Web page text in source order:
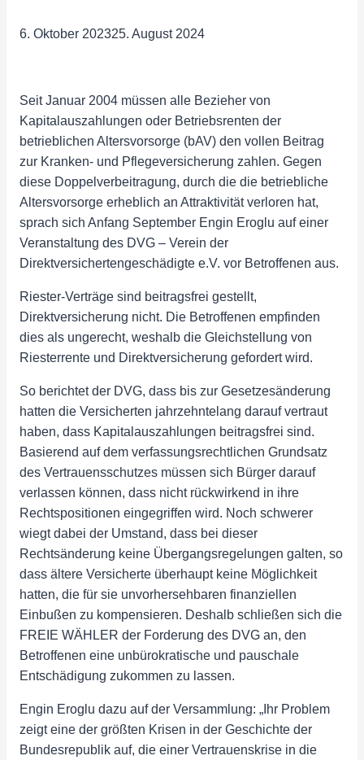
6. Oktober 202325. August 2024
Seit Januar 2004 müssen alle Bezieher von
Kapitalauszahlungen oder Betriebsrenten der
betrieblichen Altersvorsorge (bAV) den vollen Beitrag
zur Kranken- und Pflegeversicherung zahlen. Gegen
diese Doppelverbeitragung, durch die die betriebliche
Altersvorsorge erheblich an Attraktivität verloren hat,
sprach sich Anfang September Engin Eroglu auf einer
Veranstaltung des DVG – Verein der
Direktversichertengeschädigte e.V. vor Betroffenen aus.
Riester-Verträge sind beitragsfrei gestellt,
Direktversicherung nicht. Die Betroffenen empfinden
dies als ungerecht, weshalb die Gleichstellung von
Riesterrente und Direktversicherung gefordert wird.
So berichtet der DVG, dass bis zur Gesetzesänderung
hatten die Versicherten jahrzehntelang darauf vertraut
haben, dass Kapitalauszahlungen beitragsfrei sind.
Basierend auf dem verfassungsrechtlichen Grundsatz
des Vertrauensschutzes müssen sich Bürger darauf
verlassen können, dass nicht rückwirkend in ihre
Rechtspositionen eingegriffen wird. Noch schwerer
wiegt dabei der Umstand, dass bei dieser
Rechtsänderung keine Übergangsregelungen galten, so
dass ältere Versicherte überhaupt keine Möglichkeit
hatten, die für sie unvorhersehbaren finanziellen
Einbußen zu kompensieren. Deshalb schließen sich die
FREIE WÄHLER der Forderung des DVG an, den
Betroffenen eine unbürokratische und pauschale
Entschädigung zukommen zu lassen.
Engin Eroglu dazu auf der Versammlung: „Ihr Problem
zeigt eine der größten Krisen in der Geschichte der
Bundesrepublik auf, die einer Vertrauenskrise in die